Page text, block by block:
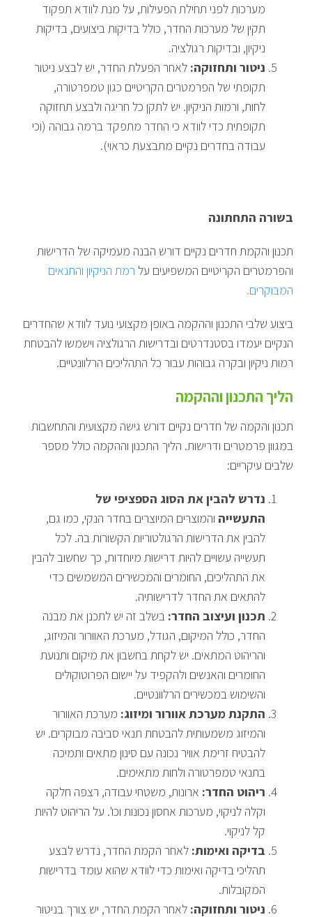
מערכות לפני תחילת הפעילות, על מנת לוודא תפקוד
תקין של מערכות החדר, כולל בדיקות ביצועים, בדיקות
ניקיון, ובדיקות רגולציה.
ניטור ותחזוקה: לאחר הפעלת החדר, יש לבצע ניטור
תקופתי של הפרמטרים הקריטיים כגון טמפרטורה,
לחות, ורמות הניקיון. יש לתקן כל חריגה ולבצע תחזוקה
תקופתית כדי לוודא כי החדר מתפקד ברמה גבוהה (וכי
עבודה בחדרים נקיים מתבצעת כראוי).
בשורה התחתונה
תכנון והקמת חדרים נקיים דורש הבנה מעמיקה של הדרישות
והפרמטרים הקריטיים המשפיעים על רמת הניקיון והתנאים
המבוקרים.
ביצוע שלבי התכנון וההקמה באופן מקצועי נועד לוודא שהחדרים
הנקיים יעמדו בסטנדרטים ובדרישות הרגולציה וישמשו להבטחת
רמות ניקיון ובקרה גבוהות עבור כל התהליכים הרלוונטיים.
הליך התכנון וההקמה
תכנון והקמה של חדרים נקיים דורש גישה מקצועית והתחשבות
במגוון פרמטרים ודרישות. הליך התכנון וההקמה כולל מספר
שלבים עיקריים:
נדרש להבין את הסוג הספציפי של
התעשייה והמוצרים המיוצרים בחדר הנקי, כמו גם,
להבין את הדרישות הרגולטוריות הקשורות בה. לכל
תעשייה עשויים להיות דרישות מיוחדות, כך שחשוב להבין
את התהליכים, החומרים והמכשירים המשמשים כדי
להתאים את החדר לדרישותיה.
תכנון ועיצוב החדר: בשלב זה יש לתכנן את מבנה
החדר, כולל המיקום, הגודל, מערכת האוורור והמיזוג,
והריהוט המתאים. יש לקחת בחשבון את מיקום ותנועת
החומרים והאנשים ולהקפיד על יישום הפרוטוקולים
והשימוש במכשירים הרלוונטיים.
התקנת מערכת אוורור ומיזוג: מערכת האוורור
והמיזוג משמעותית להבטחת תנאי סביבה מבוקרים. יש
להבטיח זרימת אוויר נכונה עם סינון מתאים ותמיכה
בתנאי טמפרטורה ולחות מתאימים.
ריהוט החדר: ארונות, משטחי עבודה, רצפה חלקה
וקלה לניקוי, מערכות אחסון נכונות וכו'. על הריהוט להיות
קל לניקוי.
בדיקה ואימות: לאחר הקמת החדר, נדרש לבצע
תהליכי בדיקה ואימות כדי לוודא שהוא עומד בדרישות
המקובלות.
ניטור ותחזוקה: לאחר הקמת החדר, יש צורך בניטור